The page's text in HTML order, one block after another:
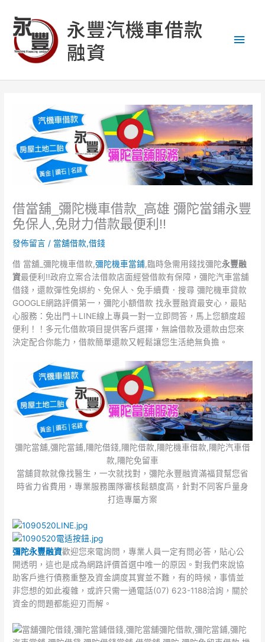
永豐汽機車借款
融資
要
借當舖_彌陀機車借款_高雄 彌陀當鋪永豐
免保人,免財力借款最便利!!
發佈留言 / 當舖借款,借錢
借 當舖_彌陀機車借款,彌陀機車當鋪,臨時急需用錢找彌陀永豐融
資最便利!!政府立案合法借款店面經營借款有保障，彌陀汽車當舖
借錢，還款彈性免綁約、免保人、免手續費．搜尋 彌陀機車貸款
GOOGLE網路評價第一，彌陀小額借款 找永豐融資最安心，最貼
心服務：免出門＋LINE線上專員一對一立即問答，馬上您額度超
便利！！多元化借款項目提供客戶選擇，無論借款及還款由您來
決定配合你能力，借款簡單還款又輕鬆讓您生活絶無負擔。
彌陀當舖,彌陀當鋪,隬陀借錢,隬陀借款,隬陀機車借款,隬陀汽車借
款,隬陀免留車
當舖貸款就像找醫生，一次就找對，彌陀永豐融資滿福貸幫您省
時省力省費用，專業服務團隊審核鬆額度高，針對不同客戶量身
打造專屬方案
彌陀永豐融資歡迎您來電詢問，專業人員一定有問必答，貼心公
開透明，這也是成為網路評價首選中唯一的原因。對我們來說協
助客戶進行債務重整及資金調度其實並不難，有的時候，事情並
非您想的如此複雜，或許只需一通電話(07) 623-1188洽詢，關於
資金的問題都能迎刃而解。